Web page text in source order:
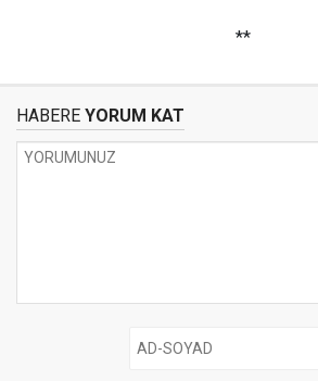
**
HABERE YORUM KAT